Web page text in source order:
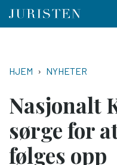
hovedinnhold
HJEM NYHETER
Nasjonalt
sørge for
følges opp